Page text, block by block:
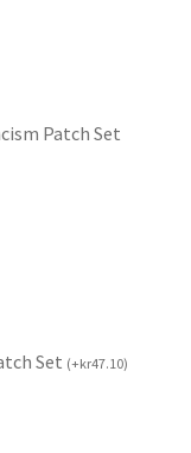
Patch Set
Set (+kr47.10)